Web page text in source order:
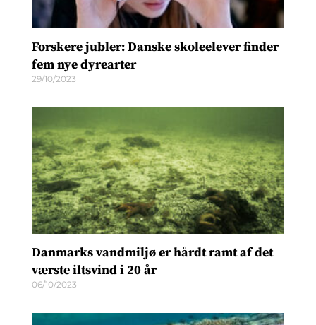
Forskere jubler: Danske skoleelever finder
fem nye dyrearter
29/10/2023
Danmarks vandmiljø er hårdt ramt af det
værste iltsvind i 20 år
06/10/2023